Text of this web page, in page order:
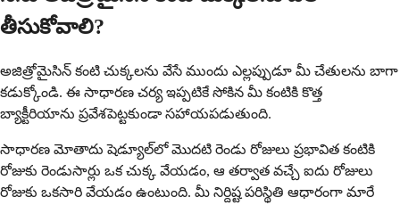
తీసుకోవాలి?
అజిత్రోమైసిన్ కంటి చుక్కలను వేసే ముందు ఎల్లప్పుడూ మీ చేతులను బాగా
కడుక్కోండి. ఈ సాధారణ చర్య ఇప్పటికే సోకిన మీ కంటికి కొత్త
బ్యాక్టీరియాను ప్రవేశపెట్టకుండా సహాయపడుతుంది.
సాధారణ మోతాదు షెడ్యూల్‌లో మొదటి రెండు రోజులు ప్రభావిత కంటికి
రోజుకు రెండుసార్లు ఒక చుక్క వేయడం, ఆ తర్వాత వచ్చే ఐదు రోజులు
రోజుకు ఒకసారి వేయడం ఉంటుంది. మీ నిర్దిష్ట పరిస్థితి ఆధారంగా మారే